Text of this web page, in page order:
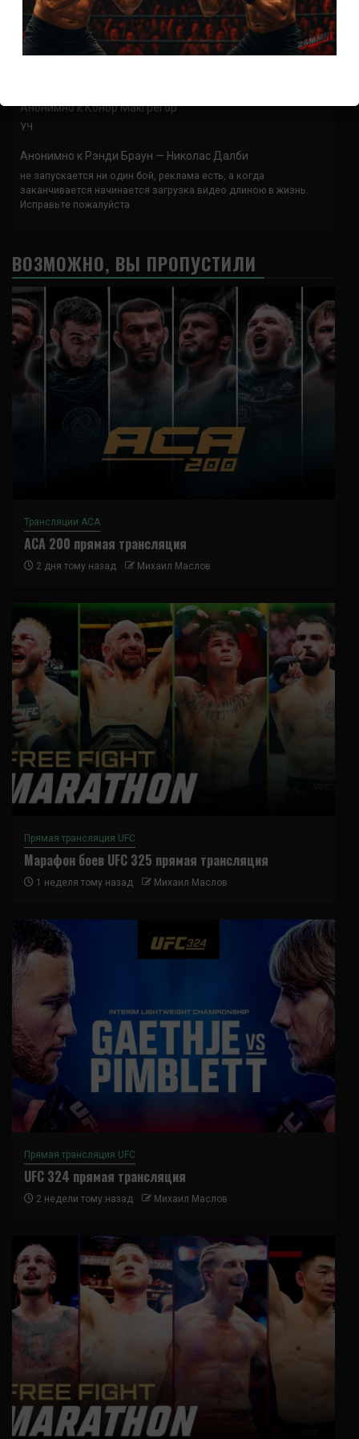
Анонимно кUFC 324 прямая трансляция
А как смотреть с ноутбука?
АнонимнокРасписание боев UFC
АнонимнокКонор МакГрегор
УЧ
Анонимно к Рэнди Браун — Николас Далби
не запускается ни один бой, реклама есть, а когда
заканчивается начинается загрузка видео длиною в жизнь.
Исправьте пожалуйста
ВОЗМОЖНО, ВЫ ПРОПУСТИЛИ
Трансляции ACA
ACA 200 прямая трансляция
2 дня тому назад Михаил Маслов
Прямая трансляция UFC
Марафон боев UFC 325 прямая трансляция
1 неделя тому назад Михаил Маслов
Прямая трансляция UFC
UFC 324 прямая трансляция
2 недели тому назад Михаил Маслов